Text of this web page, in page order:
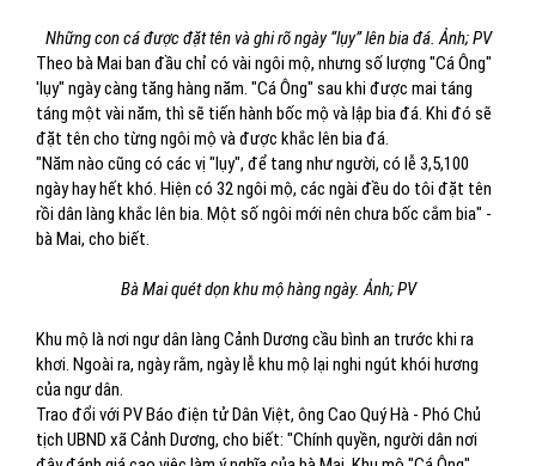
Những con cá được đặt tên và ghi rõ ngày “lụy” lên bia đá. Ảnh; PV
Theo bà Mai ban đầu chỉ có vài ngôi mộ, nhưng số lượng "Cá Ông"
'lụy" ngày càng tăng hàng năm. "Cá Ông" sau khi được mai táng
táng một vài năm, thì sẽ tiến hành bốc mộ và lập bia đá. Khi đó sẽ
đặt tên cho từng ngôi mộ và được khắc lên bia đá.
"Năm nào cũng có các vị "lụy", để tang như người, có lễ 3,5,100
ngày hay hết khó. Hiện có 32 ngôi mộ, các ngài đều do tôi đặt tên
rồi dân làng khắc lên bia. Một số ngôi mới nên chưa bốc cắm bia" -
bà Mai, cho biết.
Bà Mai quét dọn khu mộ hàng ngày. Ảnh; PV
Khu mộ là nơi ngư dân làng Cảnh Dương cầu bình an trước khi ra
khơi. Ngoài ra, ngày rằm, ngày lễ khu mộ lại nghi ngút khói hương
của ngư dân.
Trao đổi với PV Báo điện tử Dân Việt, ông Cao Quý Hà - Phó Chủ
tịch UBND xã Cảnh Dương, cho biết: "Chính quyền, người dân nơi